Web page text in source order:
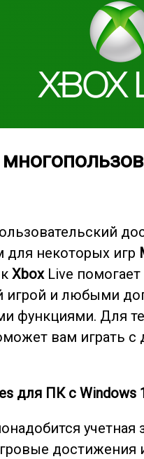
некоторых игр
XboxLive помогает
игрой и любыми
функциями. Для
вам играть
для ПК с Windows
учетная
достижения